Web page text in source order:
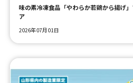
やまがた情熱市場
味の素冷凍食品「やわらか若鶏から揚げ」
2026年07月01日